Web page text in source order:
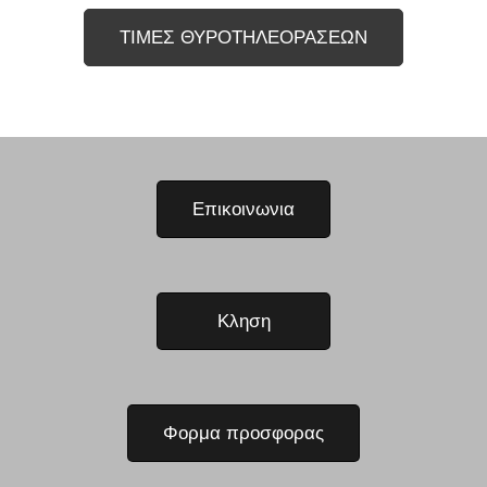
ΤΙΜΕΣ ΘΥΡΟΤΗΛΕΟΡΑΣΕΩΝ
Επικοινωνια
Κληση
Φορμα προσφορας